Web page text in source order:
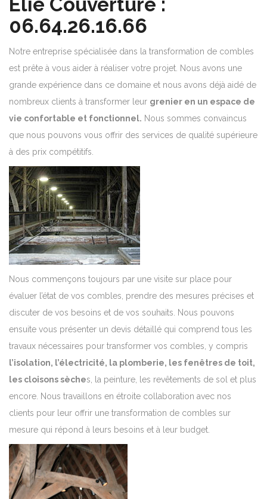
06.64.26.16.66
Notre entreprise spécialisée dans la transformation de combles
est prête à vous aider à réaliser votre projet. Nous avons une
grande expérience dans ce domaine et nous avons déjà aidé de
nombreux clients à transformer leur grenier en un espace de
vie confortable et fonctionnel. Nous sommes convaincus
que nous pouvons vous offrir des services de qualité supérieure
à des prix compétitifs.
Nous commençons toujours par une visite sur place pour
évaluer l’état de vos combles, prendre des mesures précises et
discuter de vos besoins et de vos souhaits. Nous pouvons
ensuite vous présenter un devis détaillé qui comprend tous les
travaux nécessaires pour transformer vos combles, y compris
l’isolation, l’électricité, la plomberie, les fenêtres de toit,
les cloisons sèches, la peinture, les revêtements de sol et plus
encore. Nous travaillons en étroite collaboration avec nos
clients pour leur offrir une transformation de combles sur
mesure qui répond à leurs besoins et à leur budget.